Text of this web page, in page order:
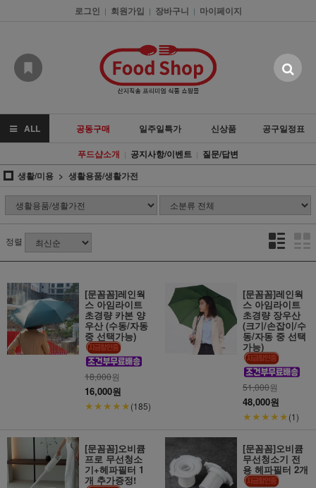
로그인 | 회원가입 | 장바구니 | 마이페이지
ALL 공동구매 일주일특가 신상품
공구일정표
푸드샵소개 | 공지사항/이벤트 | 질문/답변
생활/미용
생활용품/생활가전
정렬
[문꼼꼼]레인웍
스 아임라이트
초경량 카본 양
우산 (수동/자동
중 선택가능)
18,000원
16,000원
★★★★★(185)
[문꼼꼼]레인웍
스 아임라이트
초경량 장우산
(크기/손잡이/수
동/자동 중 선택
가능)
51,000원
48,000원
★★★★★(1)
[문꼼꼼]오비큠
프로 무선청소
기+헤파필터 1
개 추가증정!
[문꼼꼼]오비큠
무선청소기 전
용 헤파필터 2개